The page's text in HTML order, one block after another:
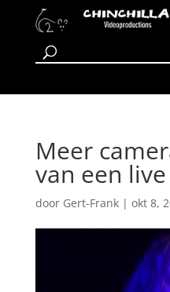
Meer
van een
door Gert-Frank| okt 8,